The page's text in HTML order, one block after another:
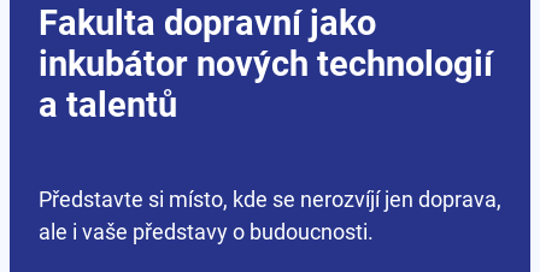
Fakulta dopravní jako
inkubátor nových technologií
a talentů
Představte si místo, kde se nerozvíjí jen doprava,
ale i vaše představy o budoucnosti.